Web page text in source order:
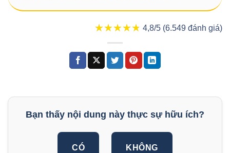
★★★★★
★★★★★ 4,8/5 (6.549 đánh giá)
Bạn thấy nội dung này thực sự hữu ích?
CÓ KHÔNG